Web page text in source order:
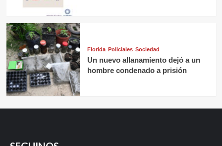
Florida Policiales Sociedad
Un nuevo allanamiento dejó a un
hombre condenado a prisión